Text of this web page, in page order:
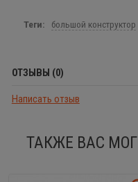
Теги: большой конструктор
ОТЗЫВЫ (0)
Написать отзыв
ТАКЖЕ ВАС